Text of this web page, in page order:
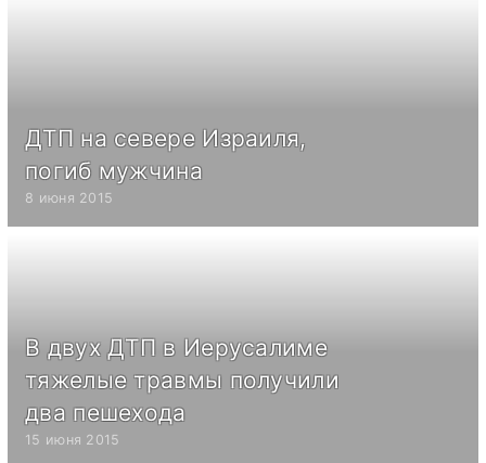
ДТП на севере Израиля,
погиб мужчина
8 июня 2015
В двух ДТП в Иерусалиме
тяжелые травмы получили
два пешехода
15 июня 2015